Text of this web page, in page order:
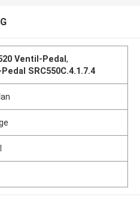
Ventil-Pedal,
SRC550C.4.1.7.4